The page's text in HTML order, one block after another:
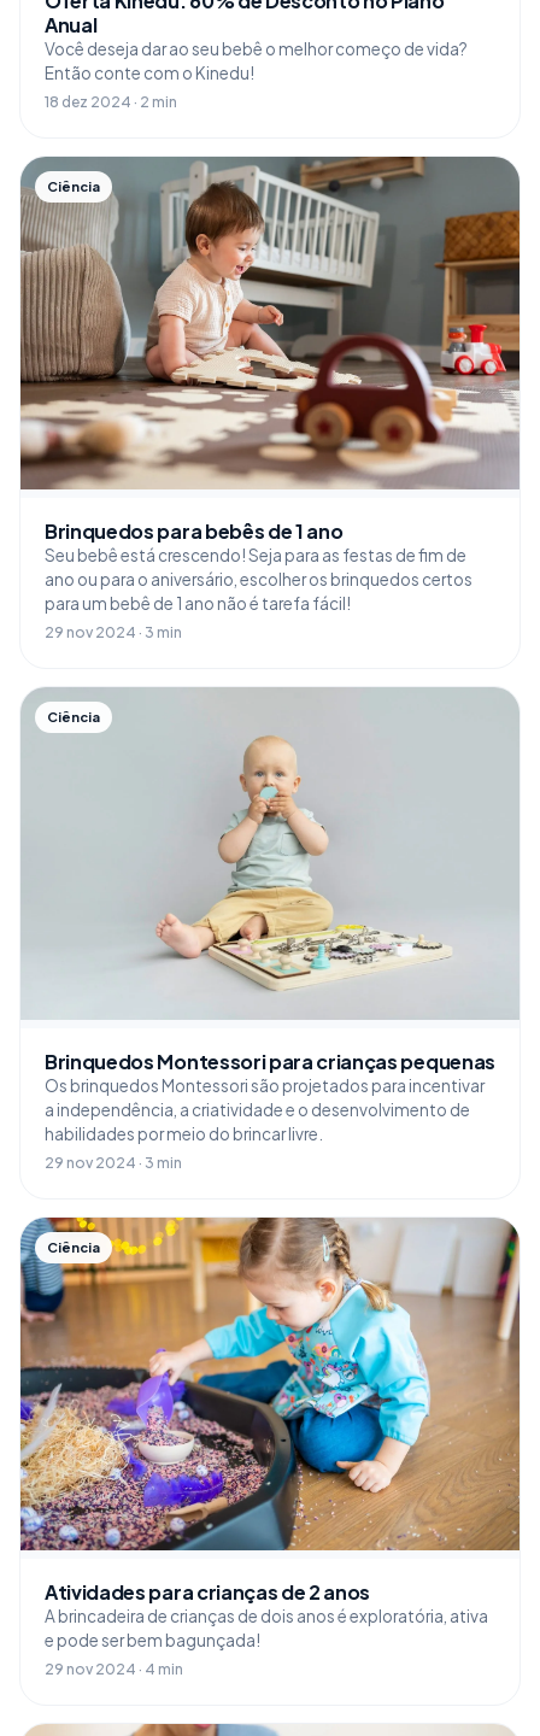
Anual
Você deseja dar ao seu bebê o melhor começo de vida?
Então conte com o Kinedu!
18 dez 2024 · 2 min
Ciência
Brinquedos para bebês de 1 ano
Seu bebê está crescendo! Seja para as festas de fim de
ano ou para o aniversário, escolher os brinquedos certos
para um bebê de 1 ano não é tarefa fácil!
29 nov 2024 · 3 min
Ciência
Brinquedos Montessori para crianças pequenas
Os brinquedos Montessori são projetados para incentivar
a independência, a criatividade e o desenvolvimento de
habilidades por meio do brincar livre.
29 nov 2024 · 3 min
Ciência
Atividades para crianças de 2 anos
A brincadeira de crianças de dois anos é exploratória, ativa
e pode ser bem bagunçada!
29 nov 2024 · 4 min